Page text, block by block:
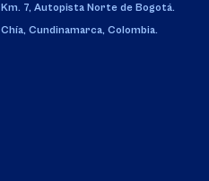
Km. 7, Autopista Norte de Bogotá.
Chía, Cundinamarca, Colombia.